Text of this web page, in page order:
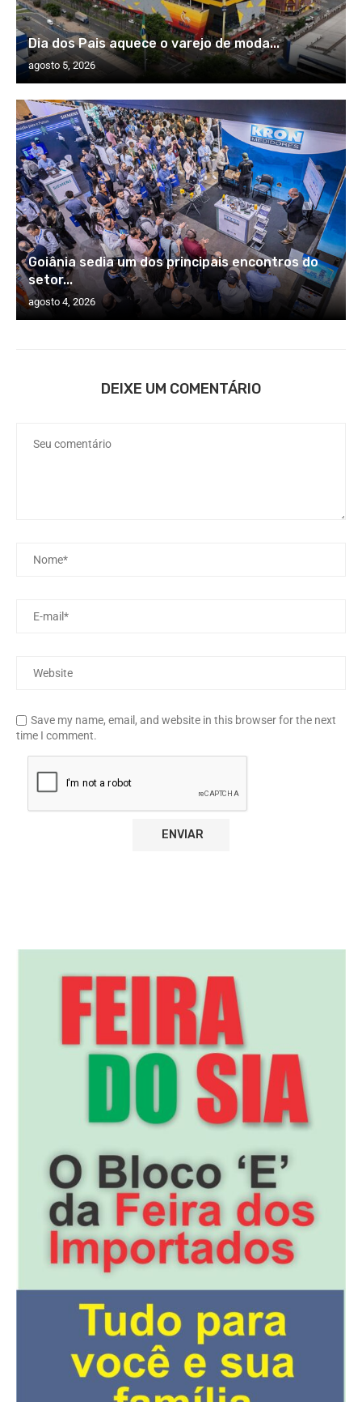
Dia dos Pais aquece o varejo de moda...
agosto 5, 2026
Goiânia sedia um dos principais encontros do
setor...
agosto 4, 2026
DEIXE UM COMENTÁRIO
Save my name, email, and website in this browser for the next
time I comment.